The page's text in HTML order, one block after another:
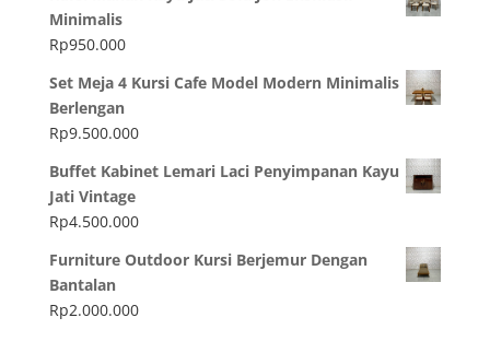
Minimalis
Rp950.000
Set Meja 4 Kursi Cafe Model Modern Minimalis
Berlengan
Rp9.500.000
Buffet Kabinet Lemari Laci Penyimpanan Kayu
Jati Vintage
Rp4.500.000
Furniture Outdoor Kursi Berjemur Dengan
Bantalan
Rp2.000.000